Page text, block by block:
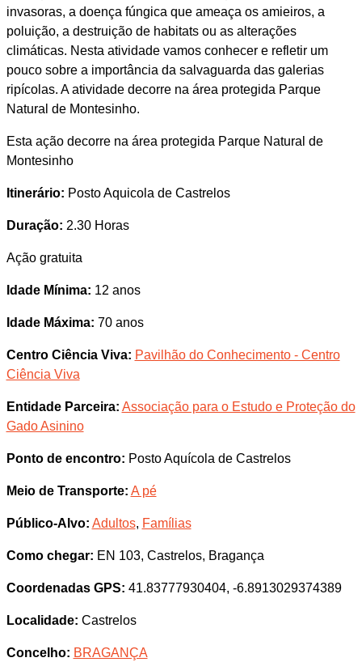
invasoras, a doença fúngica que ameaça os amieiros, a
poluição, a destruição de habitats ou as alterações
climáticas. Nesta atividade vamos conhecer e refletir um
pouco sobre a importância da salvaguarda das galerias
ripícolas. A atividade decorre na área protegida Parque
Natural de Montesinho.
Esta ação decorre na área protegida Parque Natural de
Montesinho
Itinerário: Posto Aquicola de Castrelos
Duração: 2.30 Horas
Ação gratuita
Idade Mínima: 12 anos
Idade Máxima: 70 anos
Centro Ciência Viva: Pavilhão do Conhecimento - Centro
Ciência Viva
Entidade Parceira: Associação para o Estudo e Proteção do
Gado Asinino
Ponto de encontro: Posto Aquícola de Castrelos
Meio de Transporte: A pé
Público-Alvo: Adultos, Famílias
Como chegar: EN 103, Castrelos, Bragança
Coordenadas GPS: 41.83777930404, -6.8913029374389
Localidade: Castrelos
Concelho: BRAGANÇA